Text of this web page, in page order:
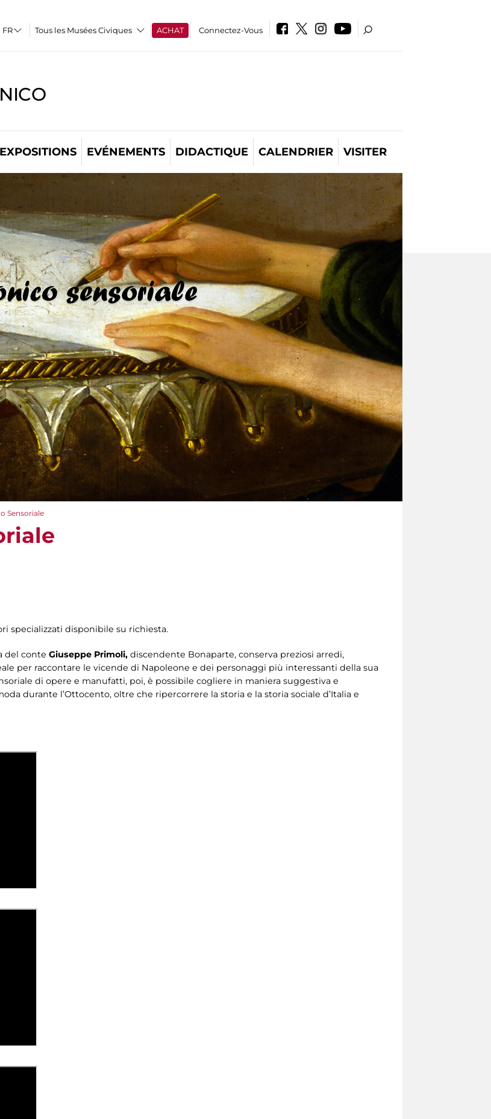
Tous les Musées Civiques ACHAT Connectez-Vous
EXPOSITIONS EVÉNEMENTS DIDACTIQUE CALENDRIER VISITER
Sensoriale
specializzati disponibile su richiesta.
del conte Giuseppe Primoli, discendente Bonaparte, conserva preziosi arredi,
per raccontare le vicende di Napoleone e dei personaggi più interessanti della sua
di opere e manufatti, poi, è possibile cogliere in maniera suggestiva e
durante l’Ottocento, oltre che ripercorrere la storia e la storia sociale d’Italia e